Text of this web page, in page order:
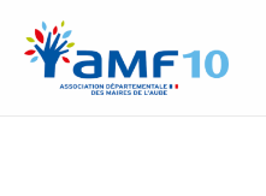
contenu